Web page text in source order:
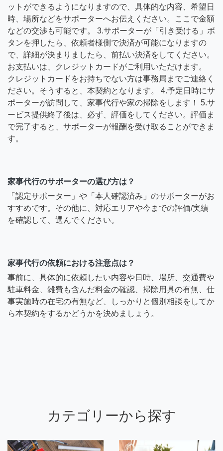
ットができるようになりますので、具体的な内容、希望日
時、場所などをサポーターへお伝えください。ここで金額
などの交渉も可能です。 3.サポーターが「引き受ける」ボ
タンを押したら、依頼者様側で決済が可能になりますの
で、詳細が決まりましたら、前払い決済をしてください。
お支払いは、クレジットカードがご利用いただけます。
クレジットカードをお持ちでない方は事務局までご連絡く
ださい。そうすると、本契約となります。 4.予定日時にサ
ポーターが訪問して、家事代行や家の掃除をします！ 5.サ
ービス提供終了後は、必ず、評価をしてください。評価ま
で完了すると、サポーターが報酬を受け取ることができま
す。
家事代行のサポーターの選び方は？
「認定サポーター」や「本人確認済み」のサポーターがお
すすめです。その他に、対応エリアや今までの評価/実績
を確認して、選んでください。
家事代行の依頼における注意点は？
事前に、具体的に依頼したい内容や日時、場所、交通費や
駐車料金、雑費も含んだ料金の確認、掃除用具の有無、仕
事実施時の在宅の有無など、しっかりと個別相談をしてか
ら本契約をするかどうかを決めましょう。
カテゴリーから探す